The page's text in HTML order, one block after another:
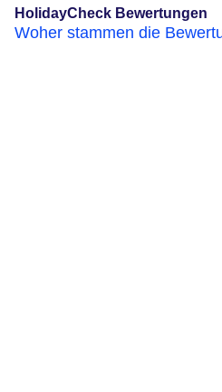
HolidayCheck Bewertungen
Woher stammen die